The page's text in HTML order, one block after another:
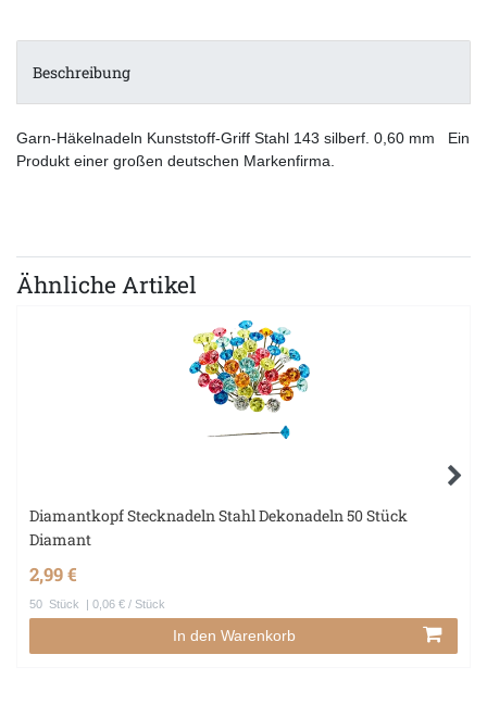
Beschreibung
Garn-Häkelnadeln Kunststoff-Griff Stahl 143 silberf. 0,60 mm Ein
Produkt einer großen deutschen Markenfirma.
Ähnliche Artikel
Diamantkopf Stecknadeln Stahl Dekonadeln 50 Stück
Diamant
2,99 €
50 Stück | 0,06 € / Stück
In den Warenkorb